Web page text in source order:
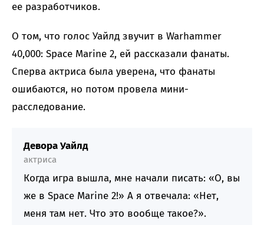
ее разработчиков.
О том, что голос Уайлд звучит в Warhammer
40,000: Space Marine 2, ей рассказали фанаты.
Сперва актриса была уверена, что фанаты
ошибаются, но потом провела мини-
расследование.
Девора Уайлд
актриса
Когда игра вышла, мне начали писать: «О, вы
же в Space Marine 2!» А я отвечала: «Нет,
меня там нет. Что это вообще такое?».